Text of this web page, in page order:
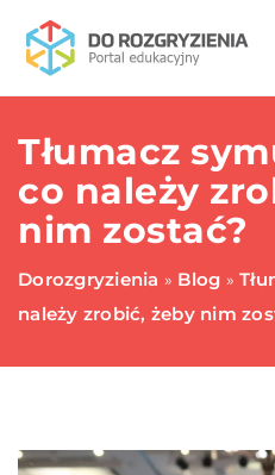
Tłumacz
co należy
nim zostać?
Dorozgryzienia » Blog »
należy zrobić, żeby nim